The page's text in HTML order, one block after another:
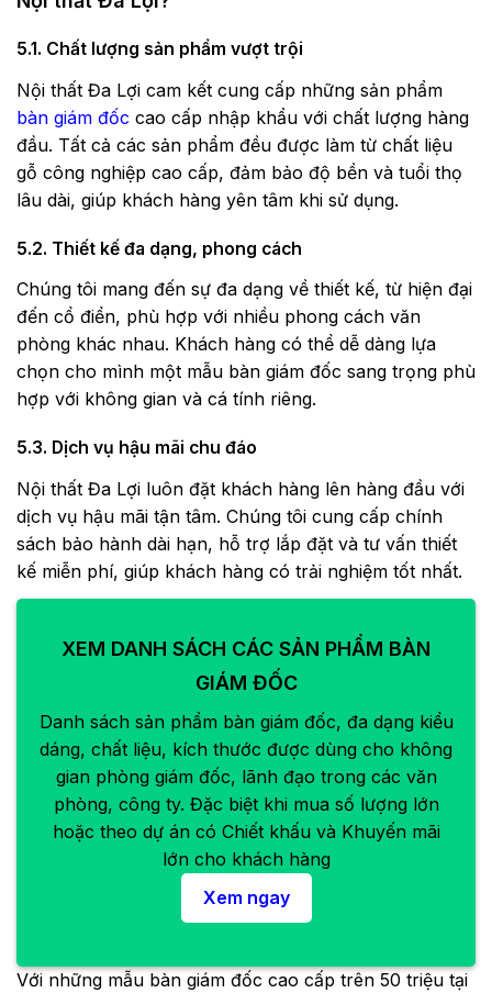
5.1. Chất lượng sản phẩm vượt trội
Nội thất Đa Lợi cam kết cung cấp những sản phẩm
bàn giám đốc cao cấp nhập khẩu với chất lượng hàng
đầu. Tất cả các sản phẩm đều được làm từ chất liệu
gỗ công nghiệp cao cấp, đảm bảo độ bền và tuổi thọ
lâu dài, giúp khách hàng yên tâm khi sử dụng.
5.2. Thiết kế đa dạng, phong cách
Chúng tôi mang đến sự đa dạng về thiết kế, từ hiện đại
đến cổ điển, phù hợp với nhiều phong cách văn
phòng khác nhau. Khách hàng có thể dễ dàng lựa
chọn cho mình một mẫu bàn giám đốc sang trọng phù
hợp với không gian và cá tính riêng.
5.3. Dịch vụ hậu mãi chu đáo
Nội thất Đa Lợi luôn đặt khách hàng lên hàng đầu với
dịch vụ hậu mãi tận tâm. Chúng tôi cung cấp chính
sách bảo hành dài hạn, hỗ trợ lắp đặt và tư vấn thiết
kế miễn phí, giúp khách hàng có trải nghiệm tốt nhất.
XEM DANH SÁCH CÁC SẢN PHẨM BÀN
GIÁM ĐỐC
Danh sách sản phẩm bàn giám đốc, đa dạng kiểu
dáng, chất liệu, kích thước được dùng cho không
gian phòng giám đốc, lãnh đạo trong các văn
phòng, công ty. Đặc biệt khi mua số lượng lớn
hoặc theo dự án có Chiết khấu và Khuyến mãi
lớn cho khách hàng
Xem ngay
Với những mẫu bàn giám đốc cao cấp trên 50 triệu tại